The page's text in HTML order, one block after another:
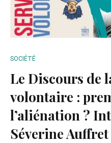
SOCIÉTÉ
Le Discours de
volontaire :
l’aliénation ?
Séverine Auffret